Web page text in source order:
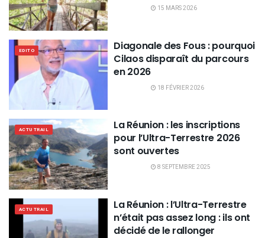
15 MARS 2026
EDITO
Diagonale des Fous : pourquoi
Cilaos disparaît du parcours
en 2026
18 FÉVRIER 2026
ACTU TRAIL
La Réunion : les inscriptions
pour l’Ultra-Terrestre 2026
sont ouvertes
8 SEPTEMBRE 2025
ACTU TRAIL
La Réunion : l’Ultra-Terrestre
n’était pas assez long : ils ont
décidé de le rallonger